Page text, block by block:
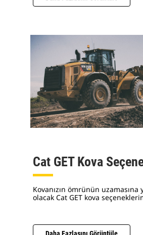
Cat GET Kova
Kovanızın ömrünün uzamasına
olacak Cat GET kova